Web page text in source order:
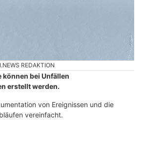
REDAKTION
bei Unfällen
erstellt werden.
von Ereignissen und die
vereinfacht.